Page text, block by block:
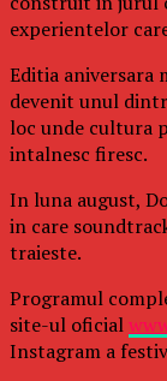
experientelor
Editia aniversara
devenit unul
loc unde cultura
intalnesc firesc.
In luna august,
in care
traieste.
Programul
site-ul oficial
Instagram a